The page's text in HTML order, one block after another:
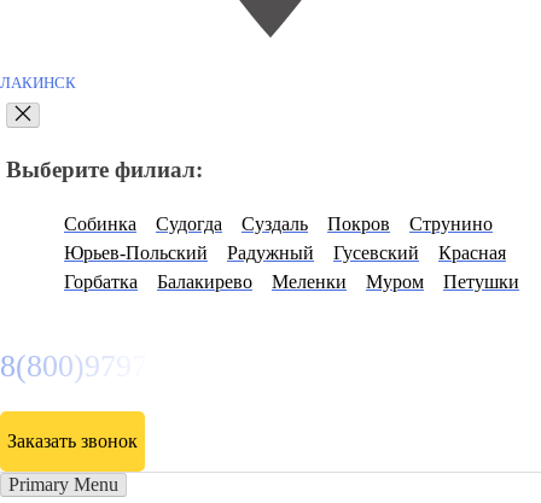
ЛАКИНСК
Выберите филиал:
Собинка Судогда Суздаль Покров
Струнино
Юрьев-Польский
Радужный Гусевский
Красная
Горбатка
Балакирево Меленки Муром Петушки
8(800)9797043
Заказать звонок
Primary Menu